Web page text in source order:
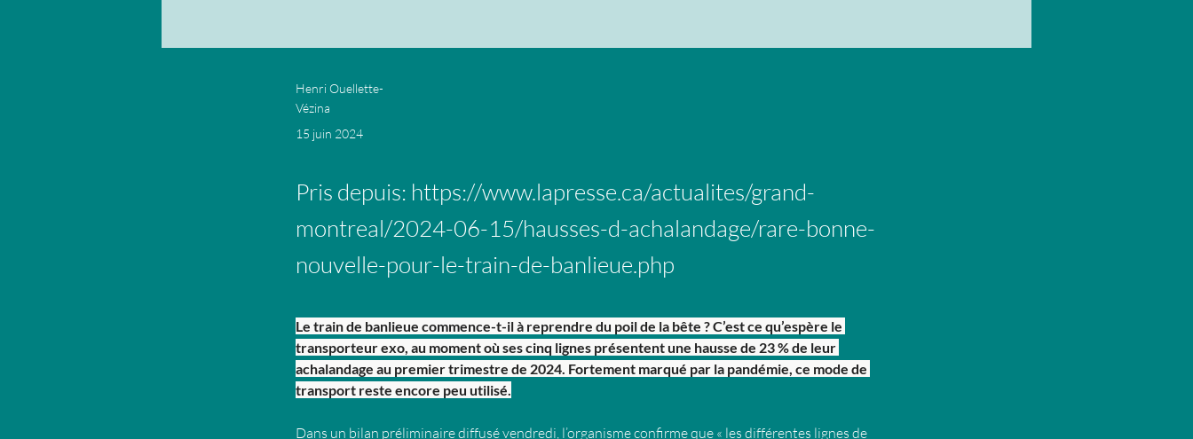
Henri Ouellette-
Vézina
15 juin 2024
Pris depuis: https://www.lapresse.ca/actualites/grand-
montreal/2024-06-15/hausses-d-achalandage/rare-bonne-
nouvelle-pour-le-train-de-banlieue.php
Le train de banlieue commence-t-il à reprendre du poil de la bête ? C’est ce qu’espère le
transporteur exo, au moment où ses cinq lignes présentent une hausse de 23 % de leur
achalandage au premier trimestre de 2024. Fortement marqué par la pandémie, ce mode de
transport reste encore peu utilisé.
Dans un bilan préliminaire diffusé vendredi, l’organisme confirme que « les différentes lignes de